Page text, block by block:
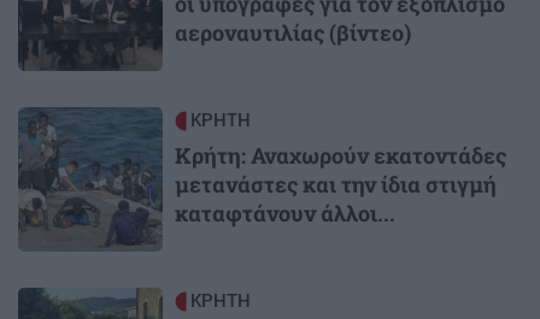
αεροναυτιλίας (βίντεο)
Image ΚΡΗΤΗ
Κρήτη: Αναχωρούν εκατοντάδες
μετανάστες και την ίδια στιγμή
καταφτάνουν άλλοι...
Image ΚΡΗΤΗ